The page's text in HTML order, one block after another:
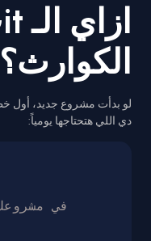
دي اللي هتحتاجها يومياً: